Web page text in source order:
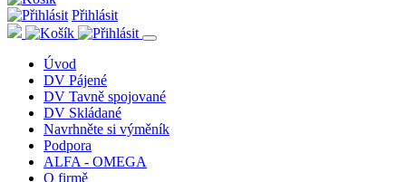
Přihlásit
Úvod
DV Pájené
DV Tavně spojované
DV Skládané
Navrhněte si výměník
Podpora
ALFA - OMEGA
O firmě